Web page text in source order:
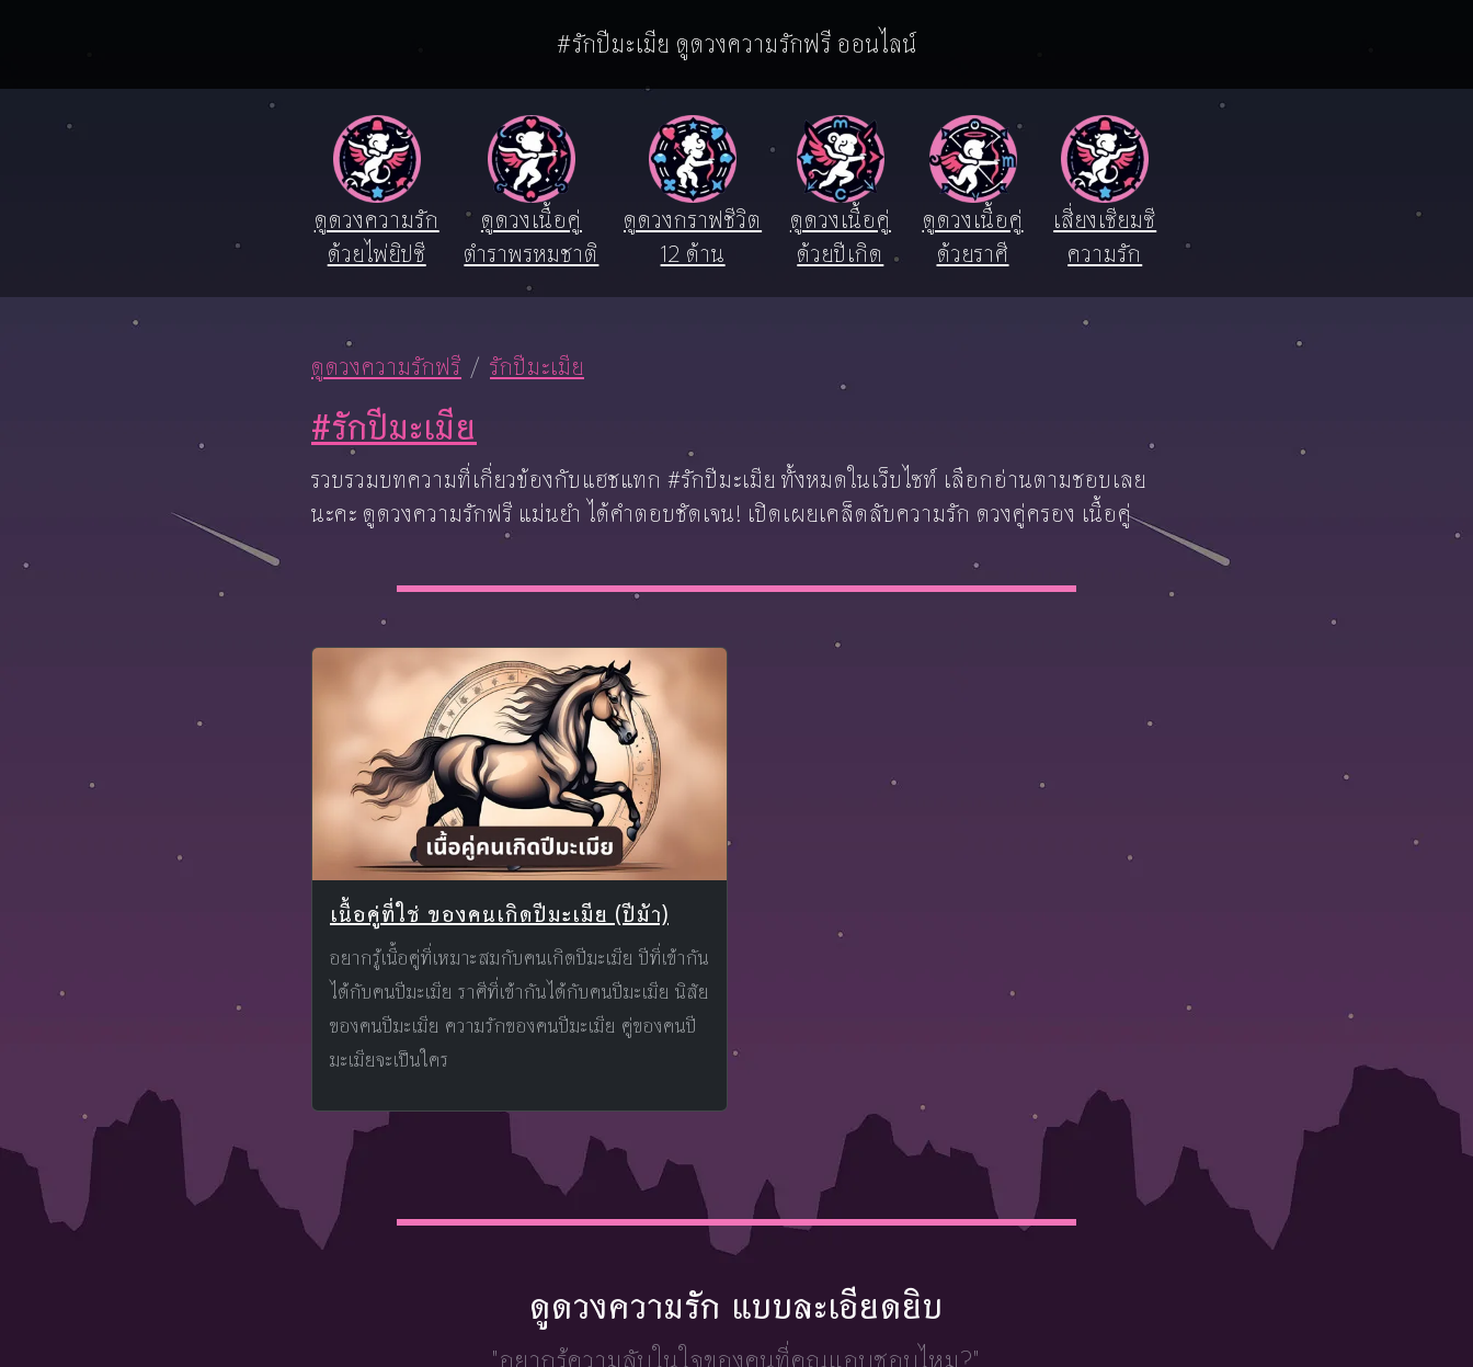
#รักปีมะเมีย ดูดวงความรักฟรี ออนไลน์
ดูดวงความรัก
ด้วยไพ่ยิปซี
ดูดวงเนื้อคู่
ตำราพรหมชาติ
ดูดวงกราฟชีวิต
12 ด้าน
ดูดวงเนื้อคู่
ด้วยปีเกิด
ดูดวงเนื้อคู่
ด้วยราศี
เสี่ยงเซียมซี
ความรัก
ดูดวงความรักฟรี รักปีมะเมีย
#รักปีมะเมีย
รวบรวมบทความที่เกี่ยวข้องกับแฮชแทก #รักปีมะเมีย ทั้งหมดในเว็บไซท์ เลือกอ่านตามชอบเลย
นะคะ ดูดวงความรักฟรี แม่นยำ ได้คำตอบชัดเจน! เปิดเผยเคล็ดลับความรัก ดวงคู่ครอง เนื้อคู่
เนื้อคู่ที่ใช่ ของคนเกิดปีมะเมีย (ปีม้า)
อยากรู้เนื้อคู่ที่เหมาะสมกับคนเกิดปีมะเมีย ปีที่เข้ากัน
ได้กับคนปีมะเมีย ราศีที่เข้ากันได้กับคนปีมะเมีย นิสัย
ของคนปีมะเมีย ความรักของคนปีมะเมีย คู่ของคนปี
มะเมียจะเป็นใคร
ดูดวงความรัก แบบละเอียดยิบ